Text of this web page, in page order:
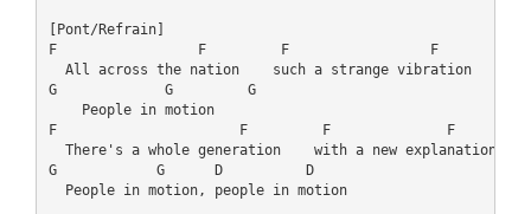
[Pont/Refrain]
F                 F         F                 F
  All across the nation    such a strange vibration
G             G         G
    People in motion
F                      F         F              F
  There's a whole generation    with a new explanation
G            G      D          D
  People in motion, people in motion